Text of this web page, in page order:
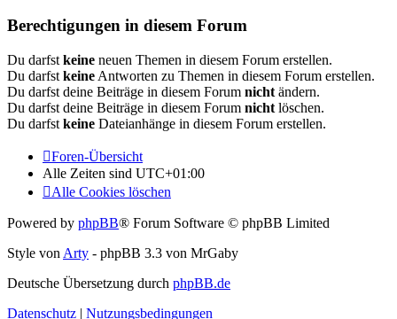
Berechtigungen in diesem Forum
Du darfst keine neuen Themen in diesem Forum erstellen.
Du darfst keine Antworten zu Themen in diesem Forum erstellen.
Du darfst deine Beiträge in diesem Forum nicht ändern.
Du darfst deine Beiträge in diesem Forum nicht löschen.
Du darfst keine Dateianhänge in diesem Forum erstellen.
Foren-Übersicht
Alle Zeiten sind UTC+01:00
Alle Cookies löschen
Powered by phpBB® Forum Software © phpBB Limited
Style von Arty - phpBB 3.3 von MrGaby
Deutsche Übersetzung durch phpBB.de
Datenschutz | Nutzungsbedingungen